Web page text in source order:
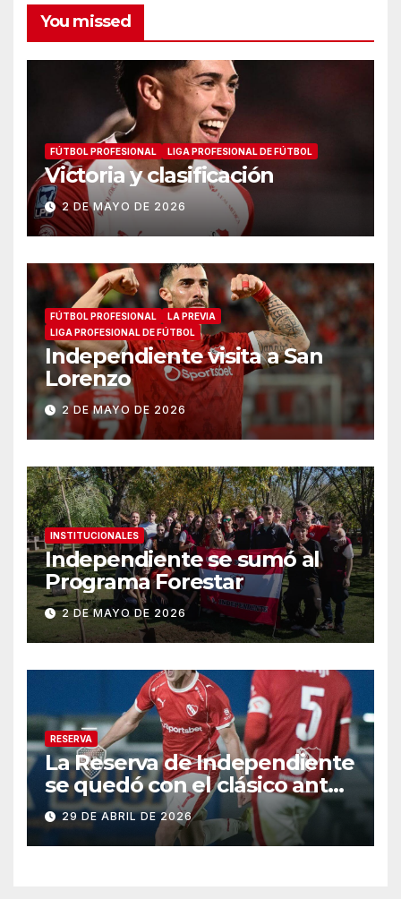
You missed
FÚTBOL PROFESIONAL LIGA PROFESIONAL DE FÚTBOL
Victoria y clasificación
2 DE MAYO DE 2026
FÚTBOL PROFESIONAL
LA PREVIA
LIGA PROFESIONAL DE FÚTBOL
Independiente visita a San
Lorenzo
2 DE MAYO DE 2026
INSTITUCIONALES
Independiente se sumó al
Programa Forestar
2 DE MAYO DE 2026
RESERVA
La Reserva de Independiente
se quedó con el clásico ante
Boca
29 DE ABRIL DE 2026